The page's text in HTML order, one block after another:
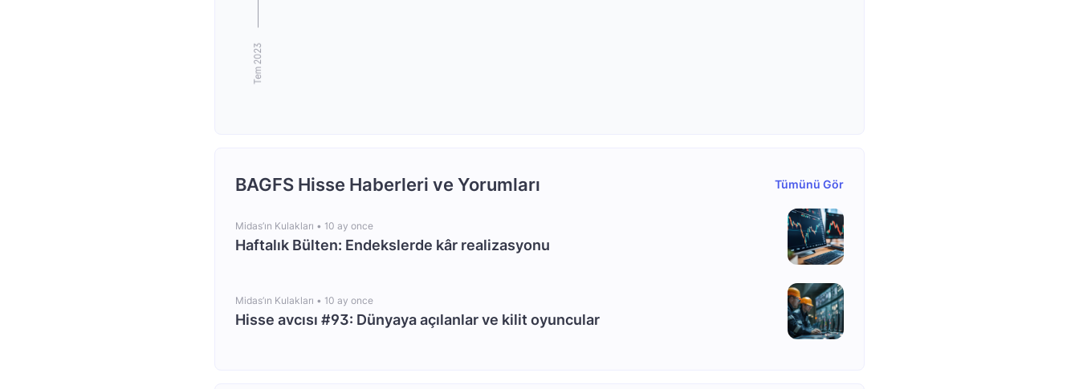
BAGFS Hisse Haberleri ve Yorumları Tümünü Gör
Midas’ın Kulakları • 10 ay once
Haftalık Bülten: Endekslerde kâr realizasyonu
Midas’ın Kulakları • 10 ay once
Hisse avcısı #93: Dünyaya açılanlar ve kilit oyuncular